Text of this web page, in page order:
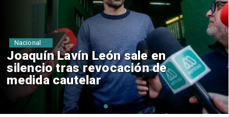
Chile y Venezuela formalizan
reinicio de relaciones
consulares
Nacional